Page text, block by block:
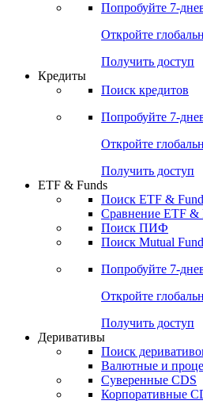
Попробуйте 7-
Откройте
Получить доступ
Кредиты
Поиск кредитов
Попробуйте 7-
Откройте
Получить доступ
ETF & Funds
Поиск ETF &
Сравнение ETF &
Поиск ПИФ
Поиск Mutual
Попробуйте 7-
Откройте
Получить доступ
Деривативы
Поиск
Валютные и
Суверенные CDS
Корпоративные